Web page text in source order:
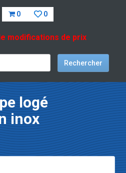
0 0
modifications de prix
logé
inox